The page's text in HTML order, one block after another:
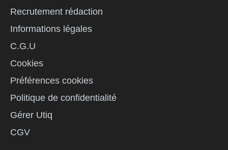
Recrutement rédaction
Informations légales
C.G.U
Cookies
Préférences cookies
Politique de confidentialité
Gérer Utiq
CGV